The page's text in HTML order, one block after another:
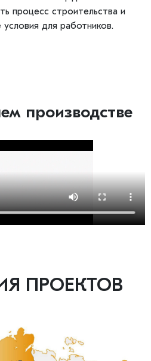
процесс строительства и
для работников.
производстве
ПРОЕКТОВ